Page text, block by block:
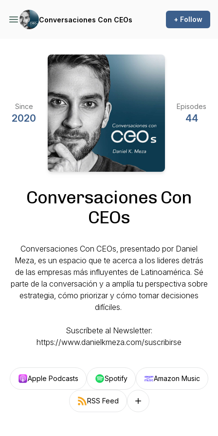
Conversaciones Con CEOs + Follow
Since
2020
Episodes
44
Conversaciones Con
CEOs
Conversaciones Con CEOs, presentado por Daniel
Meza, es un espacio que te acerca a los lideres detrás
de las empresas más influyentes de Latinoamérica. Sé
parte de la conversación y a amplía tu perspectiva sobre
estrategia, cómo priorizar y cómo tomar decisiones
difíciles.
Suscríbete al Newsletter:
https://www.danielkmeza.com/suscribirse
Apple Podcasts Spotify Amazon Music
RSS Feed Follow on other platforms